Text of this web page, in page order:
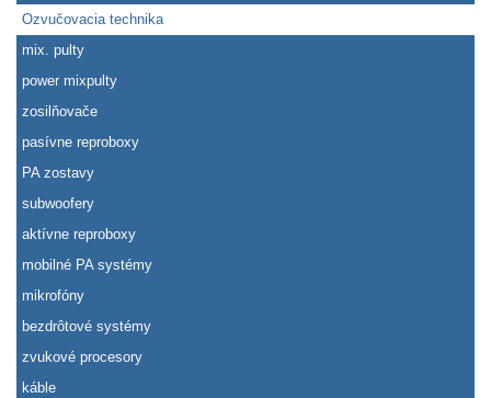
Ozvučovacia technika
mix. pulty
power mixpulty
zosilňovače
pasívne reproboxy
PA zostavy
subwoofery
aktívne reproboxy
mobilné PA systémy
mikrofóny
bezdrôtové systémy
zvukové procesory
káble